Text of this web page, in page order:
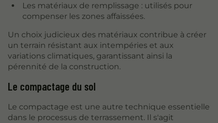
Les matériaux de remplissage : utilisés pour
compenser les zones affaissées.
Un choix judicieux des matériaux contribue à créer
un terrain résistant aux intempéries et aux
variations climatiques, garantissant ainsi la
pérennité de la construction.
Le compactage du sol
Le compactage est une autre technique essentielle
dans le processus de terrassement. Il s'agit